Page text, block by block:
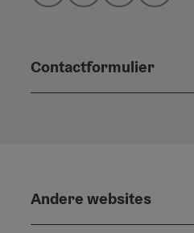
Contactformulier
Andere websites